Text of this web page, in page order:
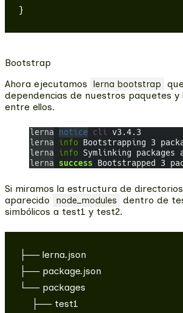
Bootstrap
Ahora ejecutamos
lerna bootstrap
dependencias de nuestros paquetes y
entre ellos.
Si miramos la estructura de
aparecido
node_modules
dentro de
simbólicos a test1 y test2.
├── lerna.json
├── package.json
└── packages
    ├── test1